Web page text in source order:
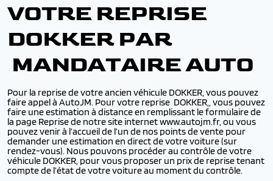
VOTRE REPRISE
DOKKER PAR
MANDATAIRE AUTO
Pour la reprise de votre ancien véhicule DOKKER, vous pouvez
faire appel à AutoJM. Pour votre reprise DOKKER,, vous pouvez
faire une estimation à distance en remplissant le formulaire de
la page Reprise de notre site internet www.autojm.fr, ou vous
pouvez venir à l’accueil de l’un de nos points de vente pour
demander une estimation en direct de votre voiture (sur
rendez-vous). Nous pouvons procéder au contrôle de votre
véhicule DOKKER, pour vous proposer un prix de reprise tenant
compte de l’état de votre voiture au moment du contrôle.